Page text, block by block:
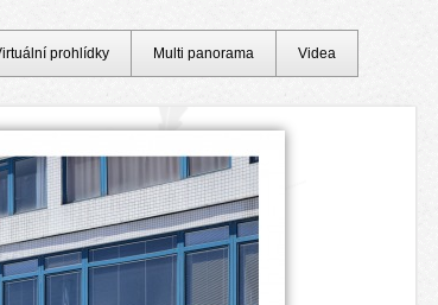
prohlídky Multi panorama Videa